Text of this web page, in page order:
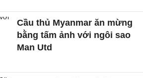
Cầu thủ Myanmar ăn mừng
bằng tấm ảnh với ngôi sao
Man Utd